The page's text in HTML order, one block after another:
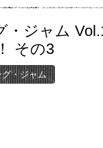
・ジャム
その3
グ・ジャム